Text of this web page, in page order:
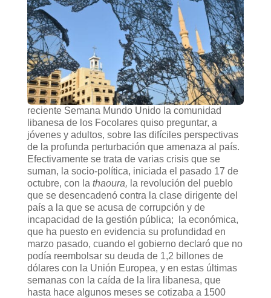
reciente Semana Mundo Unido la comunidad
libanesa de los Focolares quiso preguntar, a
jóvenes y adultos, sobre las difíciles perspectivas
de la profunda perturbación que amenaza al país.
Efectivamente se trata de varias crisis que se
suman, la socio-política, iniciada el pasado 17 de
octubre, con la thaoura, la revolución del pueblo
que se desencadenó contra la clase dirigente del
país a la que se acusa de corrupción y de
incapacidad de la gestión pública; la económica,
que ha puesto en evidencia su profundidad en
marzo pasado, cuando el gobierno declaró que no
podía reembolsar su deuda de 1,2 billones de
dólares con la Unión Europea, y en estas últimas
semanas con la caída de la lira libanesa, que
hasta hace algunos meses se cotizaba a 1500